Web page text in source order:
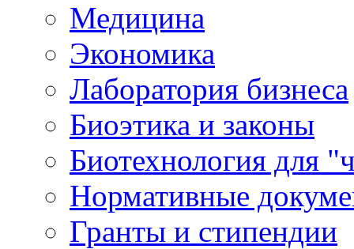
Медицина
Экономика
Лаборатория бизнеса
Биоэтика и законы
Биотехнология для
Нормативные
Гранты и стипендии